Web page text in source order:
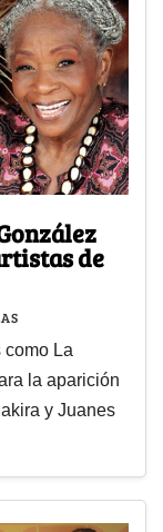
de
como La
la aparición
y Juanes